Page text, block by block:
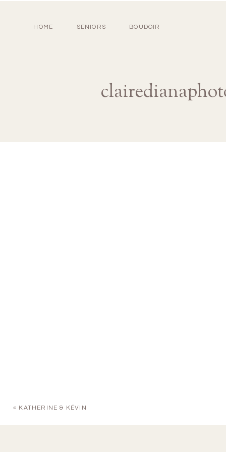
HOME SENIORS BOUDOIR
« KATHERINE & KÉVIN